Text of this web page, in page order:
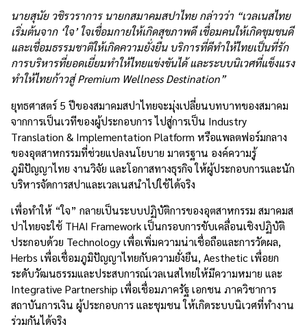
นายสุนัย วชิรวราการ นายกสมาคมสปาไทย กล่าวว่า “เวลเนสไทย
เริ่มต้นจาก ‘ใจ’ ใจเชื่อมกายให้เกิดสุขภาพดี เชื่อมคนให้เกิดชุมชนดี
และเชื่อมธรรมชาติให้เกิดความยั่งยืน บริการที่ดีทำให้ไทยเป็นที่รัก
การบริหารที่ยอดเยี่ยมทำให้ไทยแข่งขันได้ และระบบนิเวศที่แข็งแรง
ทำให้ไทยก้าวสู่ Premium Wellness Destination”
ยุทธศาสตร์ 5 ปีของสมาคมสปาไทยจะมุ่งเปลี่ยนบทบาทของสมาคม
จากการเป็นเวทีของผู้ประกอบการ ไปสู่การเป็น Industry
Translation & Implementation Platform หรือแพลตฟอร์มกลาง
ของอุตสาหกรรมที่ช่วยแปลงนโยบาย มาตรฐาน องค์ความรู้
ภูมิปัญญาไทย งานวิจัย และโอกาสทางธุรกิจ ให้ผู้ประกอบการและนัก
บริหารจัดการสปาและเวลเนสนำไปใช้ได้จริง
เพื่อทำให้ “ใจ” กลายเป็นระบบปฏิบัติการของอุตสาหกรรม สมาคมส
ปาไทยจะใช้ THAI Framework เป็นกรอบการขับเคลื่อนเชิงปฏิบัติ
ประกอบด้วย Technology เพื่อเพิ่มความน่าเชื่อถือและการวัดผล,
Herbs เพื่อเชื่อมภูมิปัญญาไทยกับความยั่งยืน, Aesthetic เพื่อยก
ระดับวัฒนธรรมและประสบการณ์เวลเนสไทยให้มีความหมาย และ
Integrative Partnership เพื่อเชื่อมภาครัฐ เอกชน ภาควิชาการ
สถาบันการเงิน ผู้ประกอบการ และชุมชน ให้เกิดระบบนิเวศที่ทำงาน
ร่วมกันได้จริง